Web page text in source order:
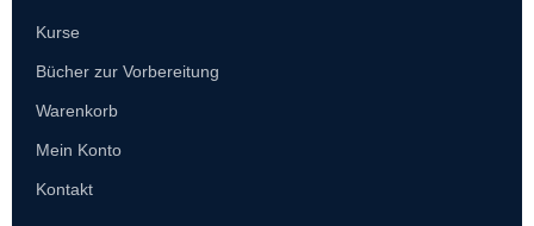
Kurse
Bücher zur Vorbereitung
Warenkorb
Mein Konto
Kontakt